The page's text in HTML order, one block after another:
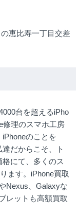
恵比寿一丁目交差
台を超えるiPho
修理のスマホ工房
のことを
だからこそ、ト
にて、多くのス
ます。iPhone買取
Nexus、Galaxyな
レットも高額買取